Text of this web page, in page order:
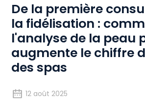
De la première
la fidélisation :
l'analyse de la peau
augmente le chiffre
des spas
12 août 2025